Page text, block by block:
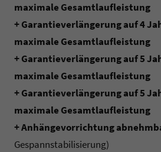
maximale Gesamtlaufleistung
+ Garantieverlängerung auf 4
maximale Gesamtlaufleistung
+ Garantieverlängerung auf 5
maximale Gesamtlaufleistung
+ Garantieverlängerung auf 5
maximale Gesamtlaufleistung
+ Anhängevorrichtung
Gespannstabilisierung)